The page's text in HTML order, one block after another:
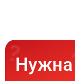
Нужна